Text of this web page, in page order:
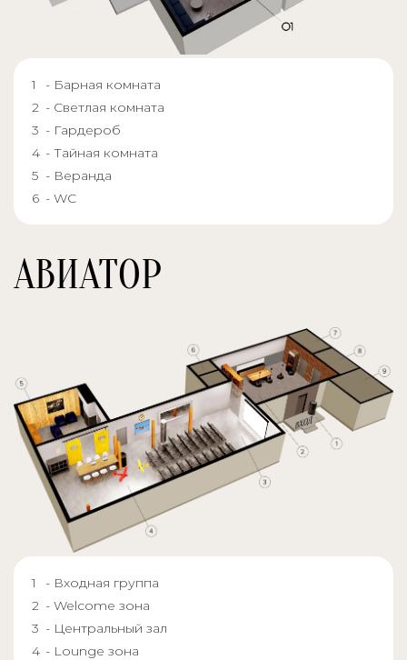
- Барная комната
- Светлая комната
- Гардероб
- Тайная комната
- Веранда
- WC
АВИАТОР
- Входная группа
- Welcome зона
- Центральный зал
- Lounge зона